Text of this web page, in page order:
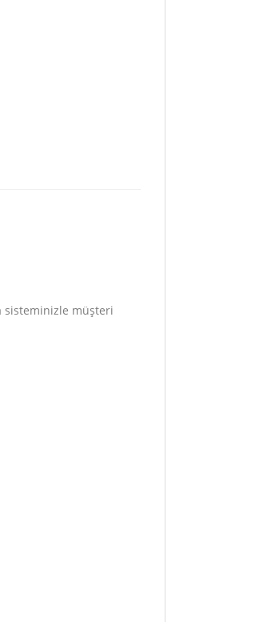
sisteminizle müşteri